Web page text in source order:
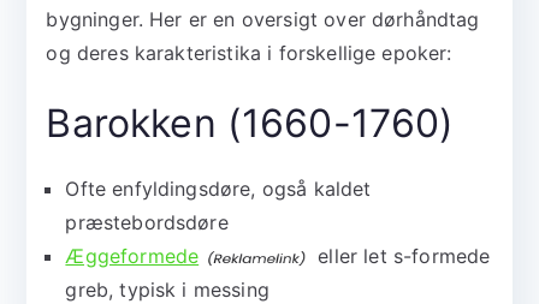
bygninger. Her er en oversigt over dørhåndtag
og deres karakteristika i forskellige epoker:
Barokken (1660-1760)
Ofte enfyldingsdøre, også kaldet
præstebordsdøre
Æggeformede
eller let s-formede
greb, typisk i messing